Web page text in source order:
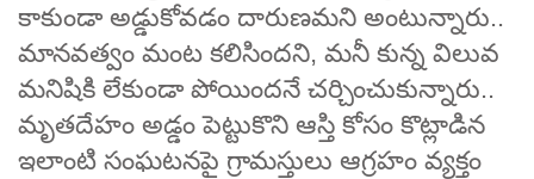
కాకుండా అడ్డుకోవడం దారుణమని అంటున్నారు..
మానవత్వం మంట కలిసిందని, మనీ కున్న విలువ
మనిషికి లేకుండా పోయిందనే చర్చించుకున్నారు..
మృతదేహం అడ్డం పెట్టుకొని ఆస్తి కోసం కొట్లాడిన
ఇలాంటి సంఘటనపై గ్రామస్తులు ఆగ్రహం వ్యక్తం